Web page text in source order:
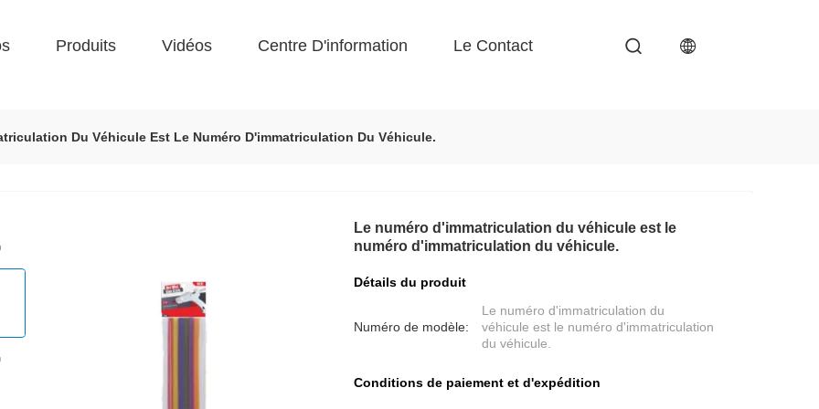
Produits Vidéos Centre D'information Le Contact
Du Véhicule Est Le Numéro D'immatriculation Du Véhicule.
Le numéro d'immatriculation du véhicule est le
numéro d'immatriculation du véhicule.
Détails du produit
Numéro de modèle:
Le numéro d'immatriculation du
véhicule est le numéro d'immatriculation
du véhicule.
Conditions de paiement et d'expédition